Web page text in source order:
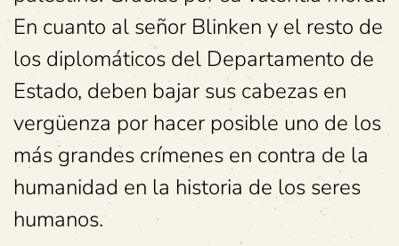
En cuanto al señor Blinken y el resto de
los diplomáticos del Departamento de
Estado, deben bajar sus cabezas en
vergüenza por hacer posible uno de los
más grandes crímenes en contra de la
humanidad en la historia de los seres
humanos.